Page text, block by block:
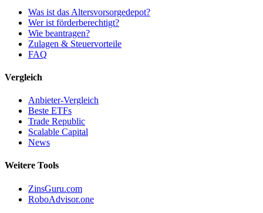
Was ist das Altersvorsorgedepot?
Wer ist förderberechtigt?
Wie beantragen?
Zulagen & Steuervorteile
FAQ
Vergleich
Anbieter-Vergleich
Beste ETFs
Trade Republic
Scalable Capital
News
Weitere Tools
ZinsGuru.com
RoboAdvisor.one